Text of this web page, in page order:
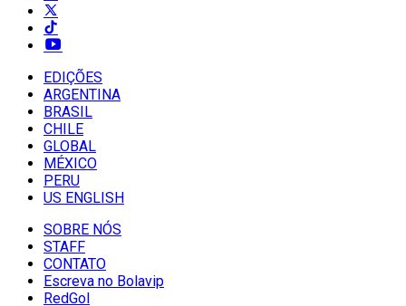
EDIÇÕES
ARGENTINA
BRASIL
CHILE
GLOBAL
MÉXICO
PERU
US ENGLISH
SOBRE NÓS
STAFF
CONTATO
Escreva no Bolavip
RedGol